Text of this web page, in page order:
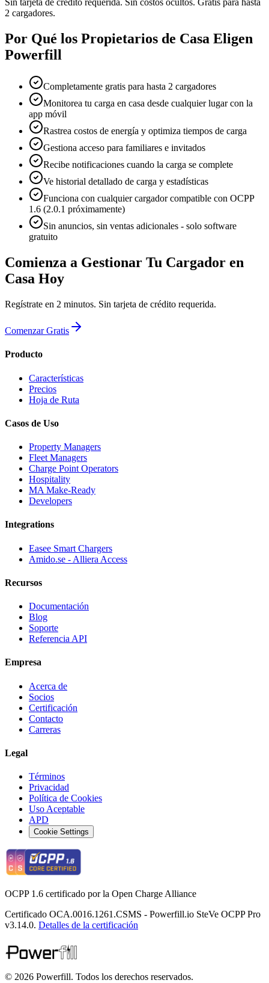
Sin tarjeta de crédito requerida. Sin costos ocultos. Gratis para hasta
2 cargadores.
Por Qué los Propietarios de Casa Eligen
Powerfill
Completamente gratis para hasta 2 cargadores
Monitorea tu carga en casa desde cualquier lugar con la
app móvil
Rastrea costos de energía y optimiza tiempos de carga
Gestiona acceso para familiares e invitados
Recibe notificaciones cuando la carga se complete
Ve historial detallado de carga y estadísticas
Funciona con cualquier cargador compatible con OCPP
1.6 (2.0.1 próximamente)
Sin anuncios, sin ventas adicionales - solo software
gratuito
Comienza a Gestionar Tu Cargador en
Casa Hoy
Regístrate en 2 minutos. Sin tarjeta de crédito requerida.
Comenzar Gratis
Producto
Características
Precios
Hoja de Ruta
Casos de Uso
Property Managers
Fleet Managers
Charge Point Operators
Hospitality
MA Make-Ready
Developers
Integrations
Easee Smart Chargers
Amido.se - Alliera Access
Recursos
Documentación
Blog
Soporte
Referencia API
Empresa
Acerca de
Socios
Certificación
Contacto
Carreras
Legal
Términos
Privacidad
Política de Cookies
Uso Aceptable
APD
Cookie Settings
OCPP 1.6 certificado por la Open Charge Alliance
Certificado OCA.0016.1261.CSMS - Powerfill.io SteVe OCPP Pro
v3.14.0. Detalles de la certificación
© 2026 Powerfill. Todos los derechos reservados.